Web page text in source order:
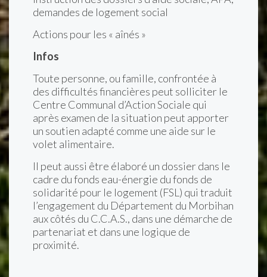
demandes de logement social
Actions pour les « aînés »
Infos
Toute personne, ou famille, confrontée à
des difficultés financières peut solliciter le
Centre Communal d’Action Sociale qui
après examen de la situation peut apporter
un soutien adapté comme une aide sur le
volet alimentaire.
Il peut aussi être élaboré un dossier dans le
cadre du fonds eau-énergie du fonds de
solidarité pour le logement (FSL) qui traduit
l’engagement du Département du Morbihan
aux côtés du C.C.A.S., dans une démarche de
partenariat et dans une logique de
proximité.